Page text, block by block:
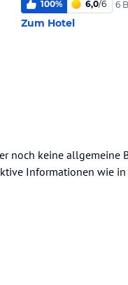
100% 6,0/6 6
Zum Hotel
noch keine allgemeine
Informationen wie in